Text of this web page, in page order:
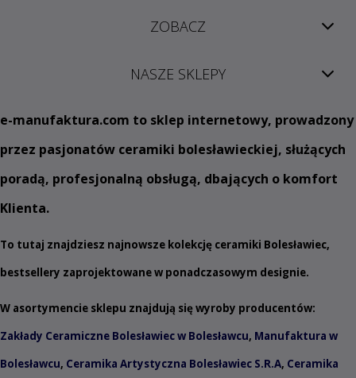
ZOBACZ
NASZE SKLEPY
e-manufaktura.com to sklep internetowy, prowadzony
przez pasjonatów ceramiki bolesławieckiej, służących
poradą, profesjonalną obsługą, dbających o komfort
Klienta.
To tutaj znajdziesz najnowsze kolekcję ceramiki Bolesławiec,
bestsellery zaprojektowane w ponadczasowym designie.
W asortymencie sklepu znajdują się wyroby producentów:
Zakłady Ceramiczne Bolesławiec w Bolesławcu, Manufaktura w
Bolesławcu, Ceramika Artystyczna Bolesławiec S.R.A, Ceramika